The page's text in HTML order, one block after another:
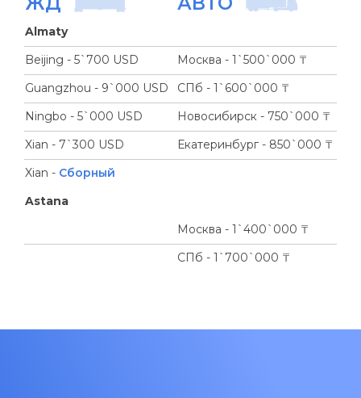
Almaty
Beijing - 5`700 USD
Москва - 1`500`000 ₸
Guangzhou - 9`000 USD
СПб - 1`600`000 ₸
Ningbo - 5`000 USD
Новосибирск - 750`000 ₸
Xian - 7`300 USD
Екатеринбург - 850`000 ₸
Xian - Сборный
Astana
Москва - 1`400`000 ₸
СПб - 1`700`000 ₸